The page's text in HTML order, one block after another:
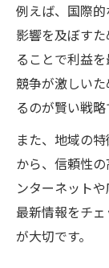
例えば、国際
影響を及ぼす
ることで利益
競争が激しい
るのが賢い戦略
また、地域の
から、信頼性
ンターネット
最新情報をチ
が大切です。